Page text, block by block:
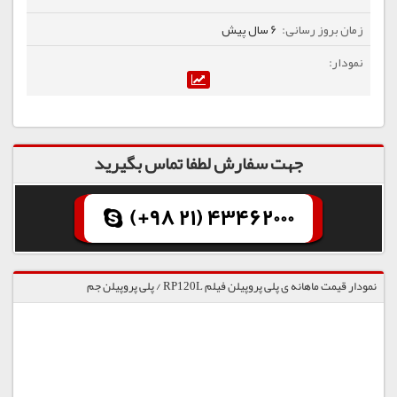
6 سال پیش
جهت سفارش لطفا تماس بگیرید
(+98 21) 43462000
نمودار قیمت ماهانه ی پلی پروپیلن فیلم RP120L / پلی پروپیلن جم